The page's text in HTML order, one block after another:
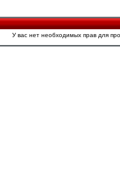
У вас нет необходимых прав для